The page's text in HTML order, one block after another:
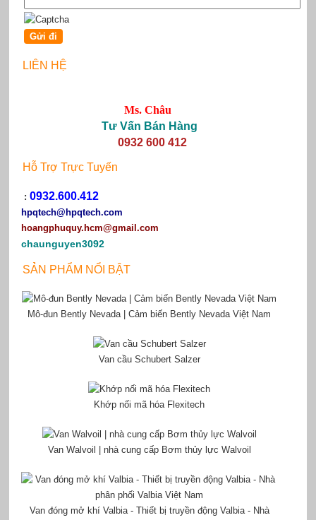
LIÊN HỆ
Ms. Châu
Tư Vấn Bán Hàng
0932 600 412
Hỗ Trợ Trực Tuyến
: 0932.600.412
hpqtech@hpqtech.com
hoangphuquy.hcm@gmail.com
chaunguyen3092
SẢN PHẨM NỔI BẬT
Mô-đun Bently Nevada | Cảm biến Bently Nevada Việt Nam
Van cầu Schubert Salzer
Khớp nối mã hóa Flexitech
Van Walvoil | nhà cung cấp Bơm thủy lực Walvoil
Van đóng mở khí Valbia - Thiết bị truyền động Valbia - Nhà